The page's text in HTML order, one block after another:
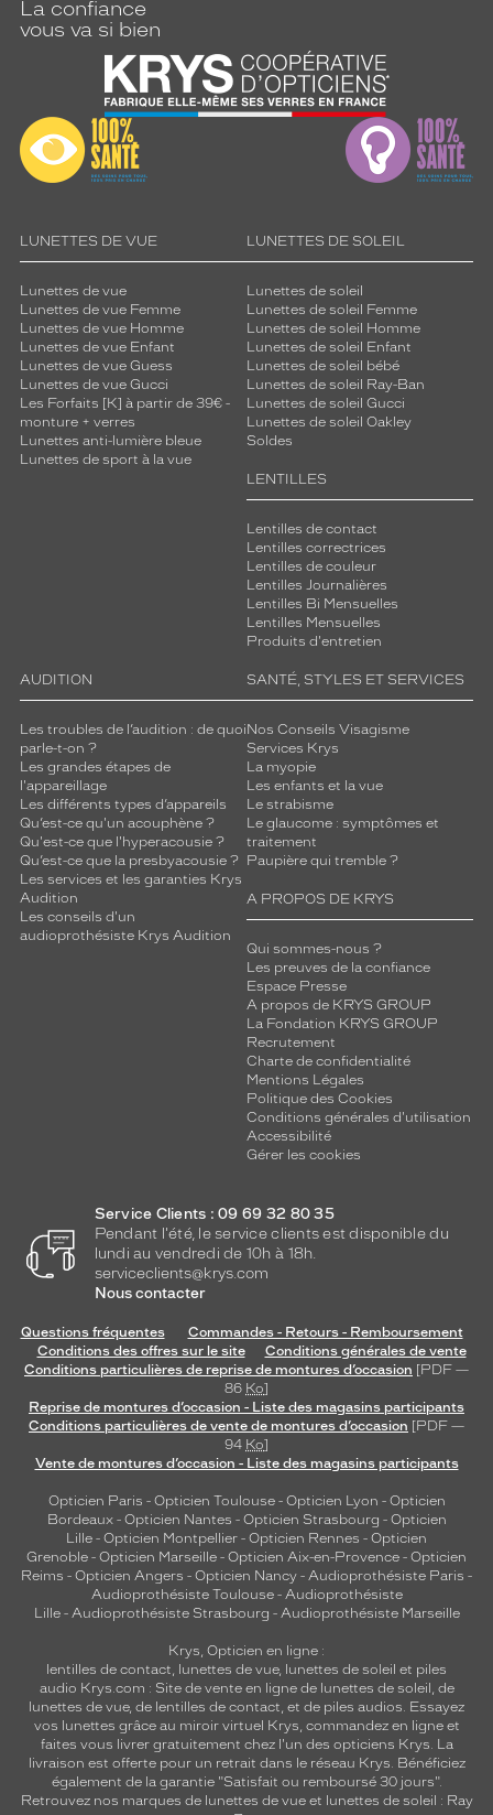
La confiance
vous va si bien
LUNETTES DE VUE
Lunettes de vue
Lunettes de vue Femme
Lunettes de vue Homme
Lunettes de vue Enfant
Lunettes de vue Guess
Lunettes de vue Gucci
Les Forfaits [K] à partir de 39€ -
monture + verres
Lunettes anti-lumière bleue
Lunettes de sport à la vue
LUNETTES DE SOLEIL
Lunettes de soleil
Lunettes de soleil Femme
Lunettes de soleil Homme
Lunettes de soleil Enfant
Lunettes de soleil bébé
Lunettes de soleil Ray-Ban
Lunettes de soleil Gucci
Lunettes de soleil Oakley
Soldes
LENTILLES
Lentilles de contact
Lentilles correctrices
Lentilles de couleur
Lentilles Journalières
Lentilles Bi Mensuelles
Lentilles Mensuelles
Produits d'entretien
AUDITION
Les troubles de l’audition : de quoi
parle-t-on ?
Les grandes étapes de
l'appareillage
Les différents types d’appareils
Qu’est-ce qu'un acouphène ?
Qu'est-ce que l'hyperacousie ?
Qu’est-ce que la presbyacousie ?
Les services et les garanties Krys
Audition
Les conseils d'un
audioprothésiste Krys Audition
SANTÉ, STYLES ET SERVICES
Nos Conseils Visagisme
Services Krys
La myopie
Les enfants et la vue
Le strabisme
Le glaucome : symptômes et
traitement
Paupière qui tremble ?
A PROPOS DE KRYS
Qui sommes-nous ?
Les preuves de la confiance
Espace Presse
A propos de KRYS GROUP
La Fondation KRYS GROUP
Recrutement
Charte de confidentialité
Mentions Légales
Politique des Cookies
Conditions générales d'utilisation
Accessibilité
Gérer les cookies
Service Clients : 09 69 32 80 35
Pendant l'été, le service clients est disponible du
lundi au vendredi de 10h à 18h.
serviceclients@krys.com
Nous contacter
Questions fréquentes
Commandes - Retours - Remboursement
Conditions des offres sur le site
Conditions générales de vente
Conditions particulières de reprise de montures d’occasion [PDF —
86 Ko]
Reprise de montures d’occasion - Liste des magasins participants
Conditions particulières de vente de montures d’occasion [PDF —
94 Ko]
Vente de montures d’occasion - Liste des magasins participants
Opticien Paris - Opticien Toulouse- Opticien Lyon - Opticien
Bordeaux- Opticien Nantes - Opticien Strasbourg - Opticien
Lille - Opticien Montpellier - Opticien Rennes - Opticien
Grenoble - Opticien Marseille - Opticien Aix-en-Provence - Opticien
Reims - Opticien Angers - Opticien Nancy - Audioprothésiste Paris -
Audioprothésiste Toulouse- Audioprothésiste
Lille- Audioprothésiste Strasbourg - Audioprothésiste Marseille
Krys, Opticien en ligne :
lentilles de contact, lunettes de vue, lunettes de soleil et piles
audio Krys.com : Site de vente en ligne de lunettes de soleil, de
lunettes de vue, de lentilles de contact, et de piles audios. Essayez
vos lunettes grâce au miroir virtuel Krys, commandez en ligne et
faites vous livrer gratuitement chez l'un des opticiens Krys. La
livraison est offerte pour un retrait dans le réseau Krys. Bénéficiez
également de la garantie "Satisfait ou remboursé 30 jours".
Retrouvez nos marques de lunettes de vue et lunettes de soleil : Ray